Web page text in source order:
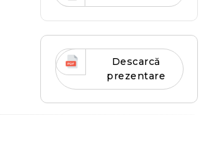
Descarcă
prezentare